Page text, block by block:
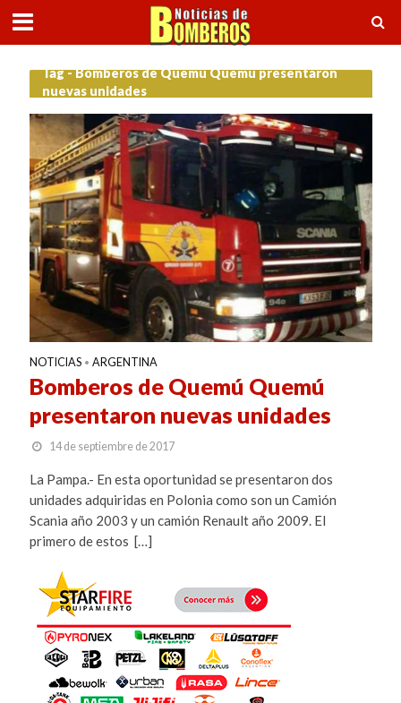
Tag - Bomberos de Quemú Quemú presentaron
nuevas unidades
NOTICIAS • ARGENTINA
Bomberos de Quemú Quemú
presentaron nuevas unidades
14 de septiembre de 2017
La Pampa.- En esta oportunidad se presentaron dos
unidades adquiridas en Polonia como son un Camión
Scania año 2003 y un camión Renault año 2009. El
primero de estos […]